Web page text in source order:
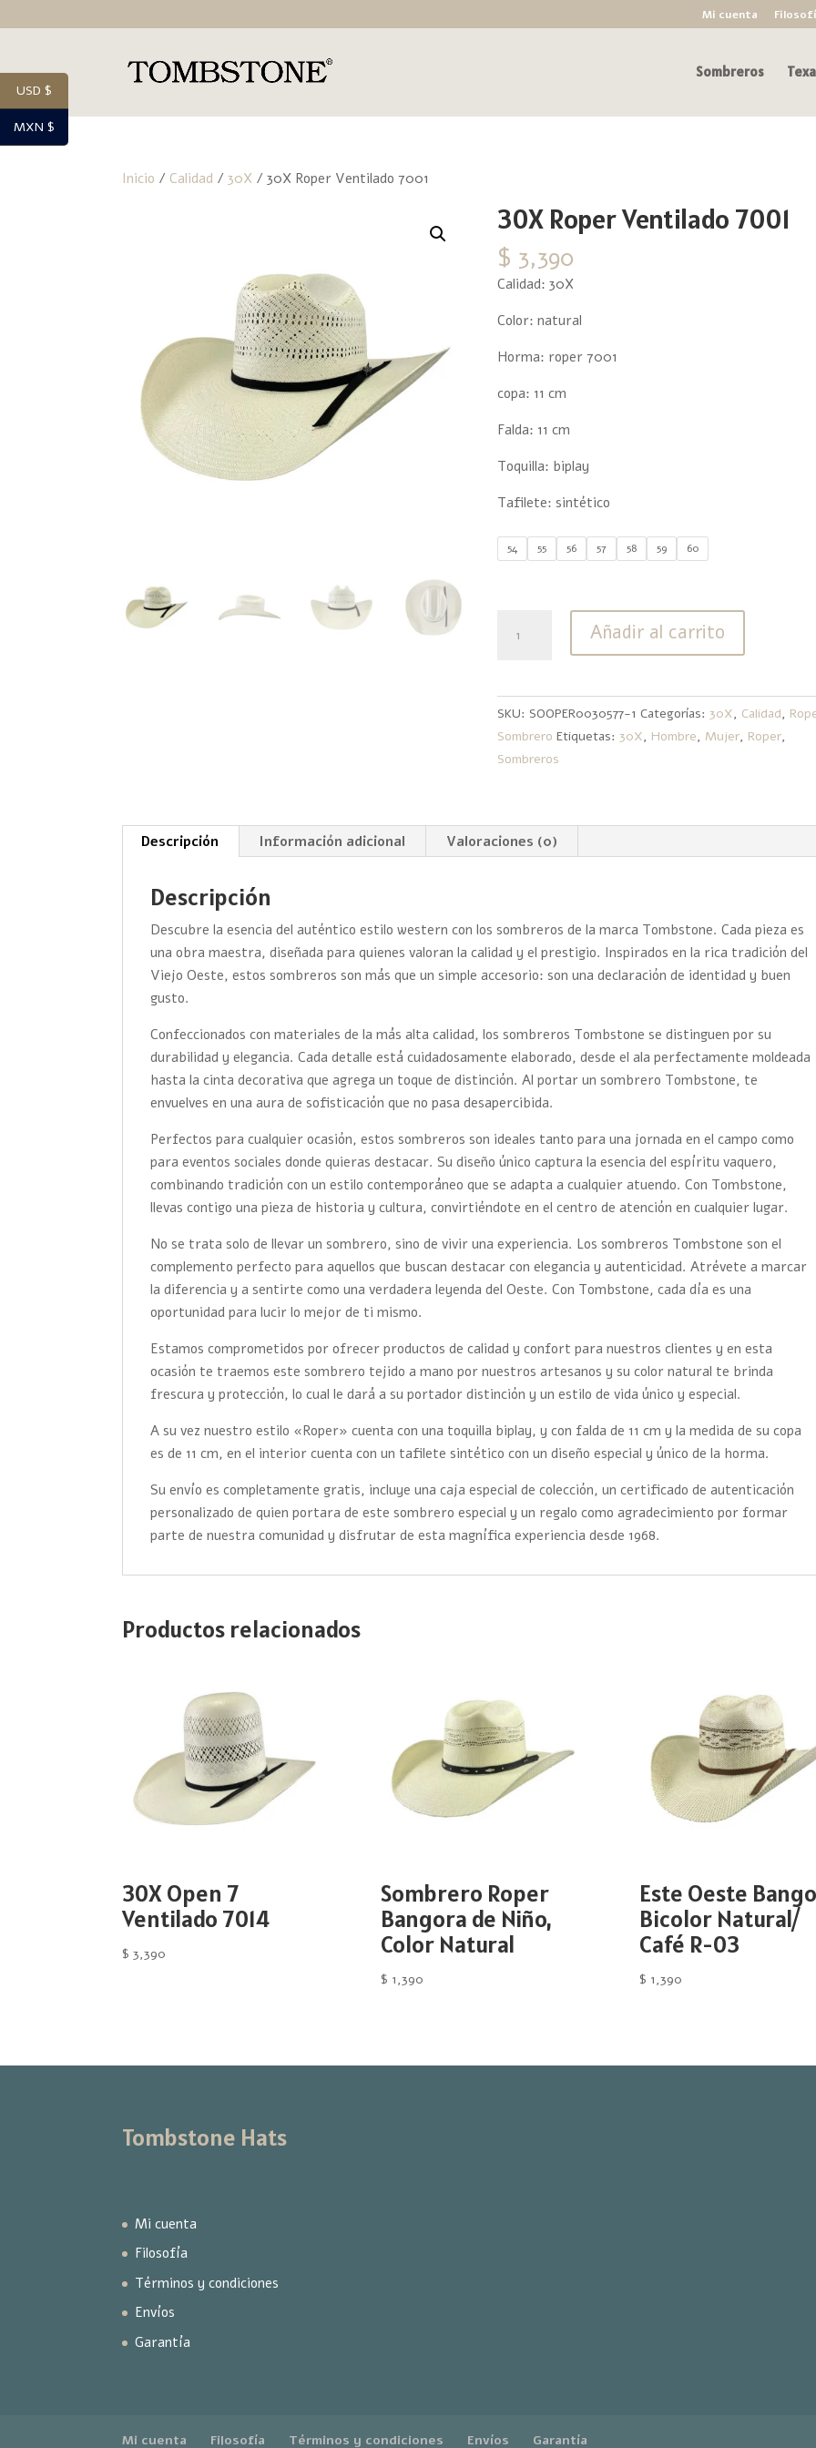
Mi cuenta
Sombreros
Inicio / Calidad /30X / 30X Roper Ventilado 7001
30X Roper Ventilado 7001
$ 3,390
Calidad: 30X
Color: natural
Horma: roper 7001
copa: 11 cm
Falda: 11 cm
Toquilla: biplay
Tafilete: sintético
54 55 56 57 58 59 60
Roper
cantidad
Añadir al carrito
SKU: SOOPER0030577-1 Categorías:30X, Calidad,
Sombrero Etiquetas:30X, Hombre,Mujer, Roper,
Sombreros
Descripción Información adicional Valoraciones (0)
Descripción
Descubre la esencia del auténtico estilo western con los sombreros de la marca Tombstone. Cada pieza es
una obra maestra, diseñada para quienes valoran la calidad y el prestigio. Inspirados en la rica tradición del
Viejo Oeste, estos sombreros son más que un simple accesorio: son una declaración de identidad y buen
gusto.
Confeccionados con materiales de la más alta calidad, los sombreros Tombstone se distinguen por su
durabilidad y elegancia. Cada detalle está cuidadosamente elaborado, desde el ala perfectamente moldeada
hasta la cinta decorativa que agrega un toque de distinción. Al portar un sombrero Tombstone, te
envuelves en una aura de sofisticación que no pasa desapercibida.
Perfectos para cualquier ocasión, estos sombreros son ideales tanto para una jornada en el campo como
para eventos sociales donde quieras destacar. Su diseño único captura la esencia del espíritu vaquero,
combinando tradición con un estilo contemporáneo que se adapta a cualquier atuendo. Con Tombstone,
llevas contigo una pieza de historia y cultura, convirtiéndote en el centro de atención en cualquier lugar.
No se trata solo de llevar un sombrero, sino de vivir una experiencia. Los sombreros Tombstone son el
complemento perfecto para aquellos que buscan destacar con elegancia y autenticidad. Atrévete a marcar
la diferencia y a sentirte como una verdadera leyenda del Oeste. Con Tombstone, cada día es una
oportunidad para lucir lo mejor de ti mismo.
Estamos comprometidos por ofrecer productos de calidad y confort para nuestros clientes y en esta
ocasión te traemos este sombrero tejido a mano por nuestros artesanos y su color natural te brinda
frescura y protección, lo cual le dará a su portador distinción y un estilo de vida único y especial.
A su vez nuestro estilo «Roper» cuenta con una toquilla biplay, y con falda de 11 cm y la medida de su copa
es de 11 cm, en el interior cuenta con un tafilete sintético con un diseño especial y único de la horma.
Su envío es completamente gratis, incluye una caja especial de colección, un certificado de autenticación
personalizado de quien portara de este sombrero especial y un regalo como agradecimiento por formar
parte de nuestra comunidad y disfrutar de esta magnífica experiencia desde 1968.
Productos relacionados
30X Open 7
Ventilado 7014
$ 3,390
Sombrero Roper
Bangora de Niño,
Color Natural
$ 1,390
Este Oeste
Bicolor Natural/
Café R-03
$ 1,390
Tombstone Hats
Mi cuenta
Filosofía
Términos y condiciones
Envíos
Garantía
Mi cuenta Filosofía Términos y condiciones Envíos Garantía
USD $
MXN $